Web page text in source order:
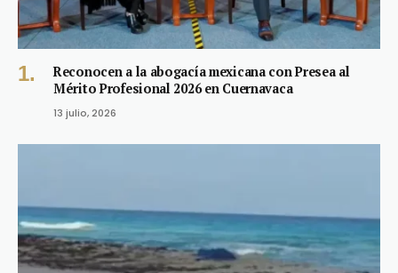
Reconocen a la abogacía mexicana con Presea al
Mérito Profesional 2026 en Cuernavaca
13 julio, 2026